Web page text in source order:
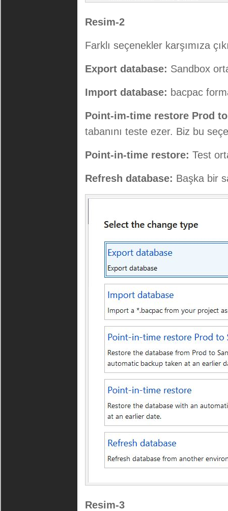
Resim-2
Farklı seçenekler karşımıza
Export database: Sandbox
Import database: bacpac
Point-im-time restore Prod
tabanını teste ezer. Biz bu
Point-in-time restore: Test
Refresh database: Başka bir
Resim-3